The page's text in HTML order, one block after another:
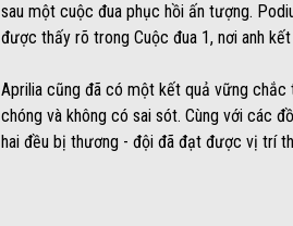
sau một cuộc đua phục hồi ấn tượng.
được thấy rõ trong Cuộc đua 1, nơi anh
Aprilia cũng đã có một kết quả vững chắc
chóng và không có sai sót. Cùng với các
hai đều bị thương - đội đã đạt được vị trí